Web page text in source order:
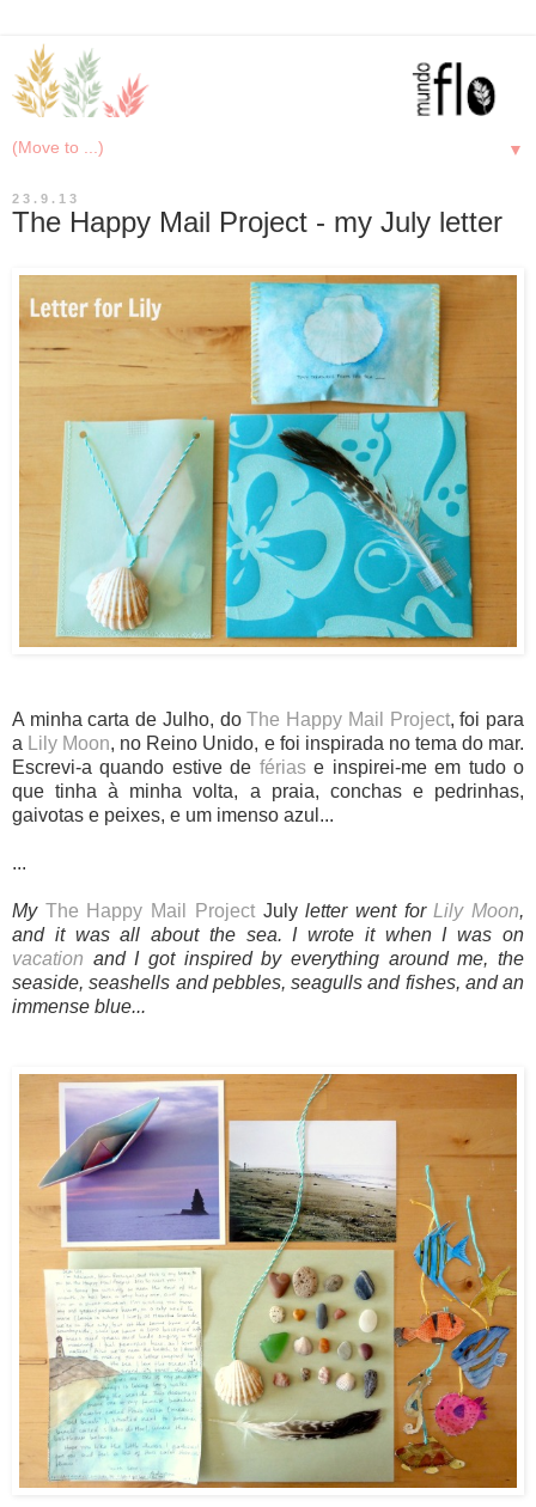
▼
23.9.13
The Happy Mail Project - my July letter
A minha carta de Julho, doThe Happy Mail Project, foi para
a
Lily Moon, no Reino Unido, e foi inspirada no tema do mar.
Escrevi-a quando estive de fériase inspirei-me em tudo o
que tinha à minha volta, a praia, conchas e pedrinhas,
gaivotas e peixes, e um imenso azul...
...
My The Happy Mail ProjectJulyletter went forLily Moon,
and it was all about the sea. I wrote it when I was on
vacation and I got inspired by everything around me, the
seaside, seashells and pebbles, seagulls and fishes, and an
immense blue...